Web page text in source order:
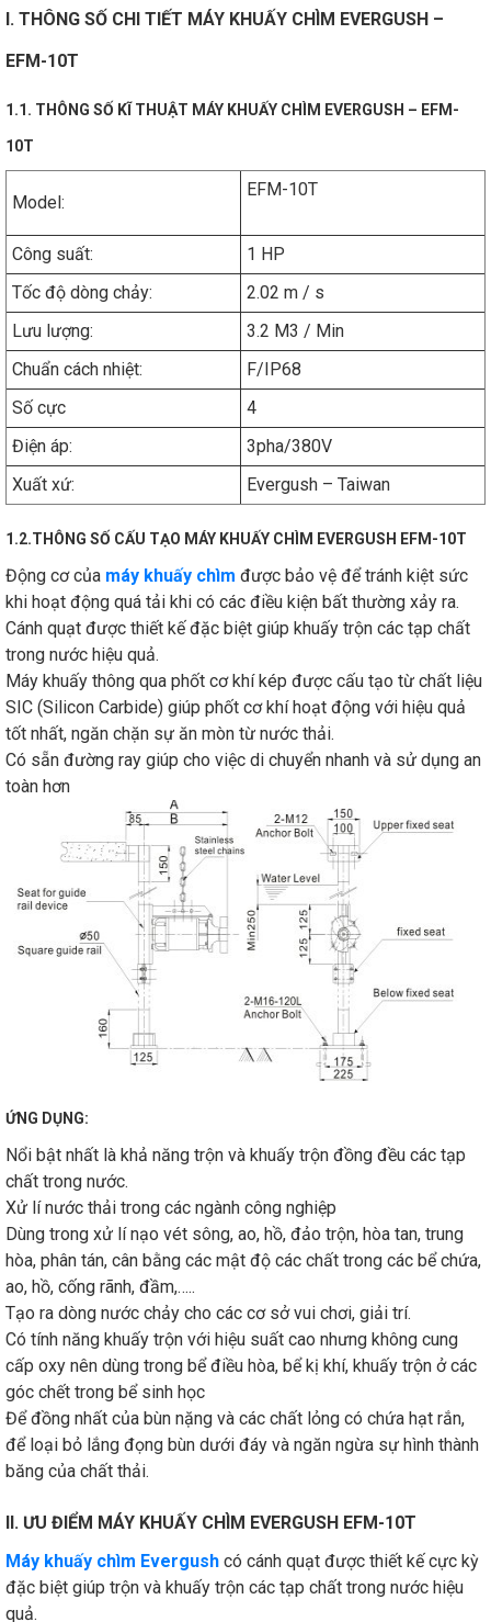
I. THÔNG SỐ CHI TIẾT MÁY KHUẤY CHÌM EVERGUSH –
EFM-10T
1.1. THÔNG SỐ KĨ THUẬT MÁY KHUẤY CHÌM EVERGUSH – EFM-
10T
Model:
EFM-10T
Công suất:
1 HP
Tốc độ dòng chảy:
2.02 m / s
Lưu lượng:
3.2 M3 / Min
Chuẩn cách nhiệt:
F/IP68
Số cực
4
Điện áp:
3pha/380V
Xuất xứ:
Evergush – Taiwan
1.2.THÔNG SỐ CẤU TẠO MÁY KHUẤY CHÌM EVERGUSH EFM-10T
Động cơ của máy khuấy chìm được bảo vệ để tránh kiệt sức
khi hoạt động quá tải khi có các điều kiện bất thường xảy ra.
Cánh quạt được thiết kế đặc biệt giúp khuấy trộn các tạp chất
trong nước hiệu quả.
Máy khuấy thông qua phốt cơ khí kép được cấu tạo từ chất liệu
SIC (Silicon Carbide) giúp phốt cơ khí hoạt động với hiệu quả
tốt nhất, ngăn chặn sự ăn mòn từ nước thải.
Có sẵn đường ray giúp cho việc di chuyển nhanh và sử dụng an
toàn hơn
ỨNG DỤNG:
Nổi bật nhất là khả năng trộn và khuấy trộn đồng đều các tạp
chất trong nước.
Xử lí nước thải trong các ngành công nghiệp
Dùng trong xử lí nạo vét sông, ao, hồ, đảo trộn, hòa tan, trung
hòa, phân tán, cân bằng các mật độ các chất trong các bể chứa,
ao, hồ, cống rãnh, đầm,…..
Tạo ra dòng nước chảy cho các cơ sở vui chơi, giải trí.
Có tính năng khuấy trộn với hiệu suất cao nhưng không cung
cấp oxy nên dùng trong bể điều hòa, bể kị khí, khuấy trộn ở các
góc chết trong bể sinh học
Để đồng nhất của bùn nặng và các chất lỏng có chứa hạt rắn,
để loại bỏ lắng đọng bùn dưới đáy và ngăn ngừa sự hình thành
băng của chất thải.
II. ƯU ĐIỂM MÁY KHUẤY CHÌM EVERGUSH EFM-10T
Máy khuấy chìm Evergush có cánh quạt được thiết kế cực kỳ
đặc biệt giúp trộn và khuấy trộn các tạp chất trong nước hiệu
quả.